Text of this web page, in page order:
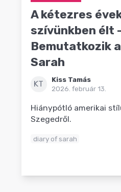
A kétezres
szívünkben élt -
Bemutatkozik
Sarah
KT
Kiss Tamás
2026. február 13.
Hiánypótló amerikai
Szegedről.
diary of sarah